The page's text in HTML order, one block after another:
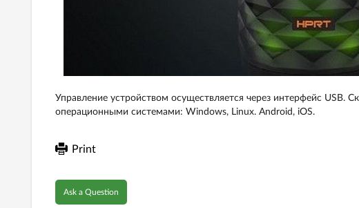
Управление устройством осуществляется через интерфейс USB.
операционными системами: Windows, Linux. Android, iOS.
Print
Ask a Question